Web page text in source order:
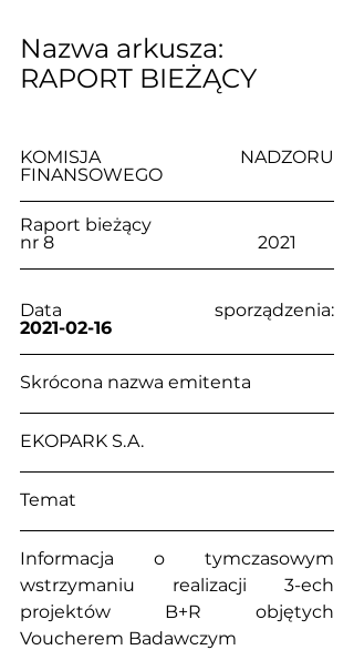
Nazwa arkusza:
RAPORT BIEŻĄCY
KOMISJA NADZORU
FINANSOWEGO
Raport bieżący
nr 8                                              2021
2021-02-16
Skrócona nazwa emitenta
EKOPARK S.A.
Temat
Informacja o tymczasowym
wstrzymaniu realizacji 3-ech
projektów B+R objętych
Voucherem Badawczym